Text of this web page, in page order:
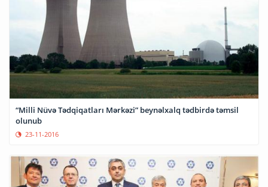
“Milli Nüvə Tədqiqatları Mərkəzi” beynəlxalq tədbirdə təmsil
olunub
23-11-2016